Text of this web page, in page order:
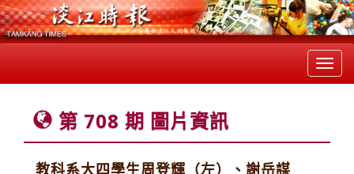
第 708 期 圖片資訊
教科系大四學生周登輝（左）、謝岳謀